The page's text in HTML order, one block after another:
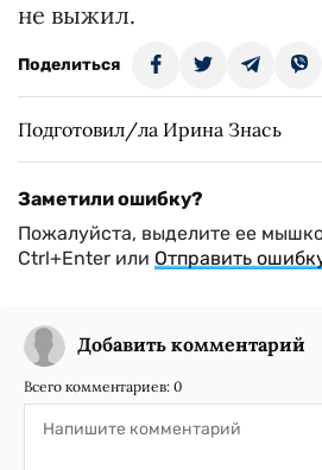
не выжил.
Поделиться
Подготовил/ла Ирина Знась
Заметили ошибку?
Пожалуйста, выделите ее
Ctrl+Enter или Отправить
Добавить комментарий
Всего комментариев: 0